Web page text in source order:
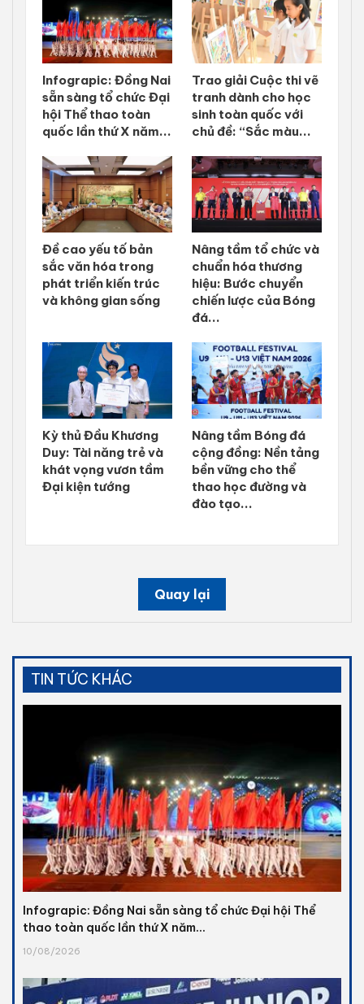
Infograpic: Đồng Nai
sẵn sàng tổ chức Đại
hội Thể thao toàn
quốc lần thứ X năm...
Trao giải Cuộc thi vẽ
tranh dành cho học
sinh toàn quốc với
chủ đề: “Sắc màu...
Đề cao yếu tố bản
sắc văn hóa trong
phát triển kiến trúc
và không gian sống
Nâng tầm tổ chức và
chuẩn hóa thương
hiệu: Bước chuyển
chiến lược của Bóng
đá...
Kỳ thủ Đầu Khương
Duy: Tài năng trẻ và
khát vọng vươn tầm
Đại kiện tướng
Nâng tầm Bóng đá
cộng đồng: Nền tảng
bền vững cho thể
thao học đường và
đào tạo...
Quay lại
TIN TỨC KHÁC
Infograpic: Đồng Nai sẵn sàng tổ chức Đại hội Thể
thao toàn quốc lần thứ X năm...
10/08/2026